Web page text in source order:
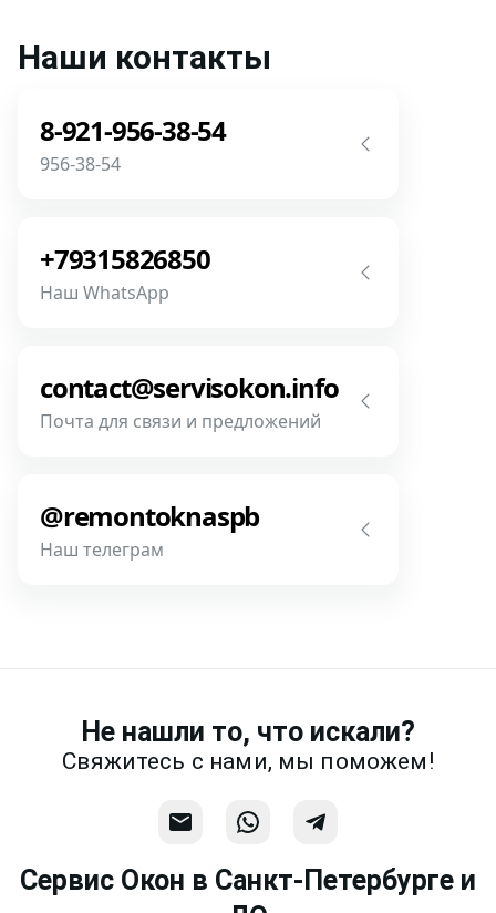
Наши контакты
8-921-956-38-54
956-38-54
роботов и автоответчиков!
+79315826850
Наш WhatsApp
предметней если Вы пришлете
фотографии, размеры и пр.
contact@servisokon.info
Почта для связи и предложений
фотографии, размеры и пр.
@remontoknaspb
Наш телеграм
Связаться
Не нашли то, что искали?
Свяжитесь с нами, мы поможем!
Сервис Окон в Санкт-Петербурге и